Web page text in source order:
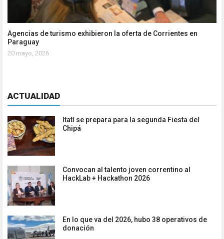
Agencias de turismo exhibieron la oferta de Corrientes en
Paraguay
20 mayo, 2026
ACTUALIDAD
Itatí se prepara para la segunda Fiesta del
Chipá
Convocan al talento joven correntino al
HackLab + Hackathon 2026
En lo que va del 2026, hubo 38 operativos de
donación